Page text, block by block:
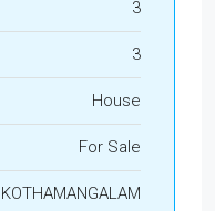
3
3
House
For Sale
KOTHAMANGALAM